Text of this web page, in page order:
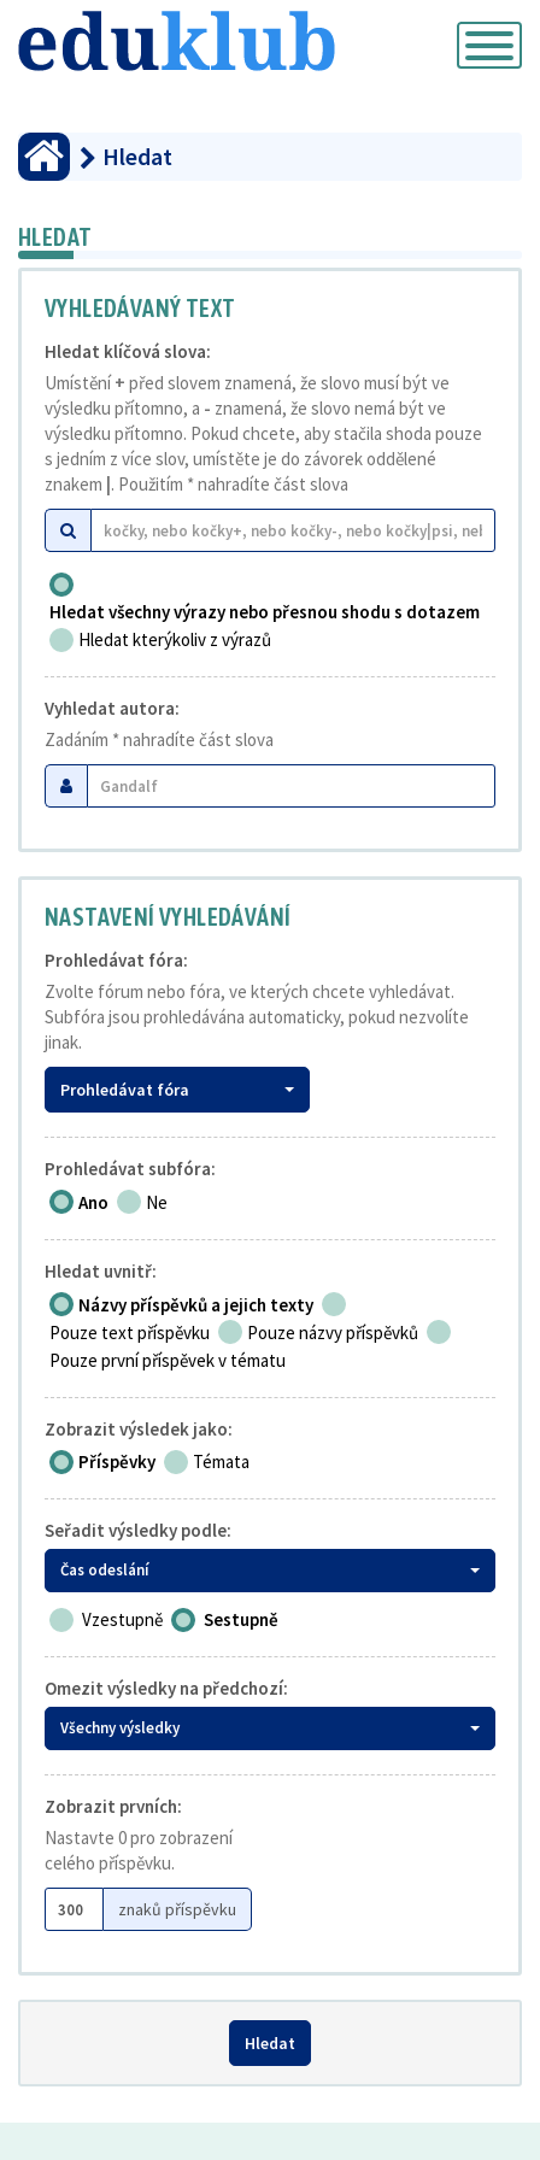
Přepnout
navigaci
Hledat
HLEDAT
VYHLEDÁVANÝ TEXT
Hledat klíčová slova:
Umístění+ před slovem znamená, že slovo musí být ve
výsledku přítomno, a - znamená, že slovo nemá být ve
výsledku přítomno. Pokud chcete, aby stačila shoda pouze
s jedním z více slov, umístěte je do závorek oddělené
znakem |. Použitím * nahradíte část slova
Hledat všechny výrazy nebo přesnou shodu s dotazem
Hledat kterýkoliv z výrazů
Vyhledat autora:
Zadáním * nahradíte část slova
NASTAVENÍ VYHLEDÁVÁNÍ
Prohledávat fóra:
Zvolte fórum nebo fóra, ve kterých chcete vyhledávat.
Subfóra jsou prohledávána automaticky, pokud nezvolíte
jinak.
Prohledávat fóra
Prohledávat subfóra:
Ano
Ne
Hledat uvnitř:
Názvy příspěvků a jejich texty
Pouze text příspěvku
Pouze názvy příspěvků
Pouze první příspěvek v tématu
Zobrazit výsledek jako:
Příspěvky
Témata
Seřadit výsledky podle:
Čas odeslání
Vzestupně Sestupně
Omezit výsledky na předchozí:
Všechny výsledky
Zobrazit prvních:
Nastavte 0 pro zobrazení
celého příspěvku.
znaků příspěvku
Hledat